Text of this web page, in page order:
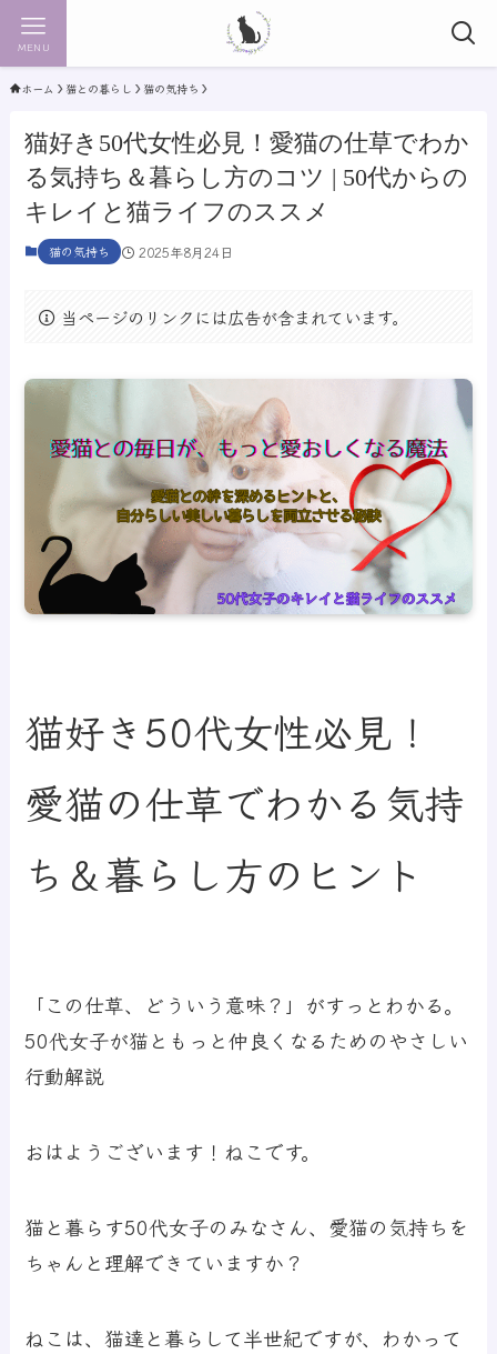
MENU
ホーム 猫との暮らし 猫の気持ち
猫好き50代女性必見！愛猫の仕草でわか
る気持ち＆暮らし方のコツ | 50代からの
キレイと猫ライフのススメ
猫の気持ち 2025年8月24日
当ページのリンクには広告が含まれています。
猫好き50代女性必見！
愛猫の仕草でわかる気持
ち＆暮らし方のヒント
「この仕草、どういう意味？」がすっとわかる。
50代女子が猫ともっと仲良くなるためのやさしい
行動解説
おはようございます！ねこです。
猫と暮らす50代女子のみなさん、愛猫の気持ちを
ちゃんと理解できていますか？
ねこは、猫達と暮らして半世紀ですが、わかって